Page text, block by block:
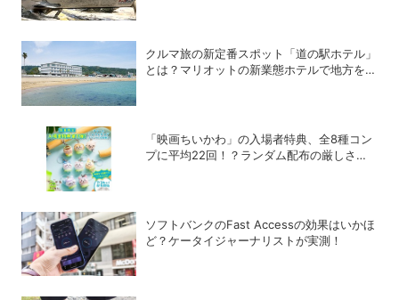
クルマ旅の新定番スポット「道の駅ホテル」
とは？マリオットの新業態ホテルで地方を満
「映画ちいかわ」の入場者特典、全8種コン
プに平均22回！？ランダム配布の厳しさに
ソフトバンクのFast Accessの効果はいかほ
ど？ケータイジャーナリストが実測！